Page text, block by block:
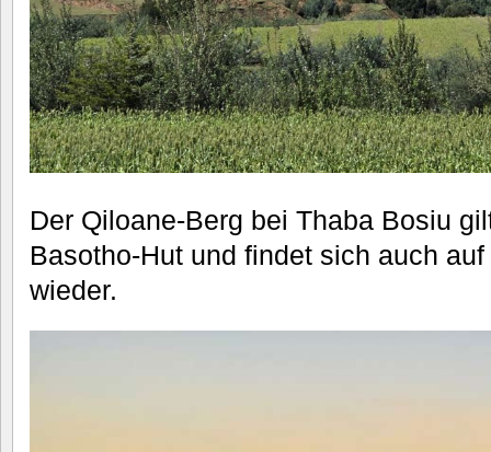
Der Qiloane-Berg bei Thaba Bosiu
Basotho-Hut und findet sich auch
wieder.